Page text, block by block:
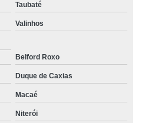
Taubaté
Valinhos
Belford Roxo
Duque de Caxias
Macaé
Niterói